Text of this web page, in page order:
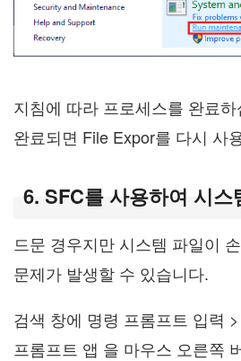
지침에 따라 프로세스를 완료
완료되면 File Expor를 다시 사
6. SFC를 사용하여 시스
드문 경우지만 시스템 파일이
문제가 발생할 수 있습니다.
검색 창에 명령 프롬프트 입력
프롬프트 앱 을 마우스 오른쪽